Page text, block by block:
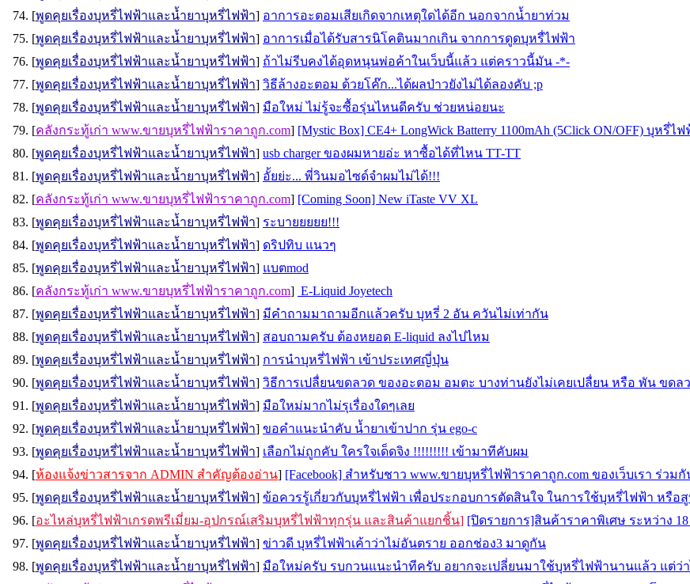
74. [พูดคุยเรื่องบุหรี่ไฟฟ้าและน้ำยาบุหรี่ไฟฟ้า] อาการอะตอมเสียเกิดจากเหตุใดได้อีก นอกจากน้ำยาท่วม
75. [พูดคุยเรื่องบุหรี่ไฟฟ้าและน้ำยาบุหรี่ไฟฟ้า] อาการเมื่อได้รับสารนิโคตินมากเกิน จากการดูดบุหรื่ไฟฟ้า
76. [พูดคุยเรื่องบุหรี่ไฟฟ้าและน้ำยาบุหรี่ไฟฟ้า] ถ้าไม่รีบคงได้อุดหนุนพ่อค้าในเว็บนี้แล้ว แต่คราวนี้มัน -*-
77. [พูดคุยเรื่องบุหรี่ไฟฟ้าและน้ำยาบุหรี่ไฟฟ้า] วิธีล้างอะตอม ด้วยโค๊ก...ได้ผลป่าวยังไม่ได้ลองคับ ;p
78. [พูดคุยเรื่องบุหรี่ไฟฟ้าและน้ำยาบุหรี่ไฟฟ้า] มือใหม่ ไม่รู้จะซื้อรุ่นไหนดีครับ ช่วยหน่อยนะ
79. [คลังกระทู้เก่า www.ขายบุหรี่ไฟฟ้าราคาถูก.com] [Mystic Box] CE4+ LongWick Batterry 1100mAh (5Click ON/OFF) บุห
80. [พูดคุยเรื่องบุหรี่ไฟฟ้าและน้ำยาบุหรี่ไฟฟ้า] usb charger ของผมหายอ่ะ หาซื้อได้ที่ไหน TT-TT
81. [พูดคุยเรื่องบุหรี่ไฟฟ้าและน้ำยาบุหรี่ไฟฟ้า] อั้ยย่ะ... พี่วินมอไซด์จำผมไม่ได้!!!
82. [คลังกระทู้เก่า www.ขายบุหรี่ไฟฟ้าราคาถูก.com] [Coming Soon] New iTaste VV XL
83. [พูดคุยเรื่องบุหรี่ไฟฟ้าและน้ำยาบุหรี่ไฟฟ้า] ระบายยยยย!!!
84. [พูดคุยเรื่องบุหรี่ไฟฟ้าและน้ำยาบุหรี่ไฟฟ้า] ดริปทิบ แนวๆ
85. [พูดคุยเรื่องบุหรี่ไฟฟ้าและน้ำยาบุหรี่ไฟฟ้า] แบตmod
86. [คลังกระทู้เก่า www.ขายบุหรี่ไฟฟ้าราคาถูก.com] E-Liquid Joyetech
87. [พูดคุยเรื่องบุหรี่ไฟฟ้าและน้ำยาบุหรี่ไฟฟ้า] มีคำถามมาถามอีกแล้วครับ บุหรี่ 2 อัน ควันไม่เท่ากัน
88. [พูดคุยเรื่องบุหรี่ไฟฟ้าและน้ำยาบุหรี่ไฟฟ้า] สอบถามครับ ต้องหยอด E-liquid ลงไปไหม
89. [พูดคุยเรื่องบุหรี่ไฟฟ้าและน้ำยาบุหรี่ไฟฟ้า] การนำบุหรี่ไฟฟ้า เข้าประเทศญี่ปุ่น
90. [พูดคุยเรื่องบุหรี่ไฟฟ้าและน้ำยาบุหรี่ไฟฟ้า] วิธีการเปลื่ยนขดลวด ของอะตอม อมตะ บางท่านยังไม่เคยเปลื่ยน หรือ พัน ขดล
91. [พูดคุยเรื่องบุหรี่ไฟฟ้าและน้ำยาบุหรี่ไฟฟ้า] มือใหม่มากไม่รุเรื่องใดๆเลย
92. [พูดคุยเรื่องบุหรี่ไฟฟ้าและน้ำยาบุหรี่ไฟฟ้า] ขอคำแนะนำคับ น้ำยาเข้าปาก รุ่น ego-c
93. [พูดคุยเรื่องบุหรี่ไฟฟ้าและน้ำยาบุหรี่ไฟฟ้า] เลือกไม่ถูกคับ ใครใจเด็ดจิง !!!!!!!!! เข้ามาทีคับผม
94. [ห้องแจ้งข่าวสารจาก ADMIN สำคัญต้องอ่าน] [Facebook] สำหรับชาว www.ขายบุหรี่ไฟฟ้าราคาถูก.com ของเว็บเรา ร่ว
95. [พูดคุยเรื่องบุหรี่ไฟฟ้าและน้ำยาบุหรี่ไฟฟ้า] ข้อควรรู้เกี่ยวกับบุหรี่ไฟฟ้า เพื่อประกอบการตัดสินใจ ในการใช้บุหรี่ไฟฟ้า หรือ
96. [อะไหล่บุหรี่ไฟฟ้าเกรดพรีเมี่ยม-อุปกรณ์เสริมบุหรี่ไฟฟ้าทุกรุ่น และสินค้าแยกชิ้น] [ปิดรายการ]สินค้าราคาพิเศษ ระหว่าง
97. [พูดคุยเรื่องบุหรี่ไฟฟ้าและน้ำยาบุหรี่ไฟฟ้า] ข่าวดี บุหรี่ไฟฟ้าเค้าว่าไม่อันตราย ออกช่อง3 มาดูกัน
98. [พูดคุยเรื่องบุหรี่ไฟฟ้าและน้ำยาบุหรี่ไฟฟ้า] มือใหม่ครับ รบกวนแนะนำทีครับ อยากจะเปลี่ยนมาใช้บุหรี่ไฟฟ้านานแล้ว แต่ว่